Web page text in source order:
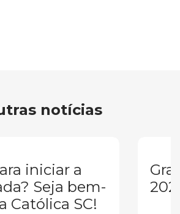
notícias
iniciar a
Seja bem-
Católica SC!